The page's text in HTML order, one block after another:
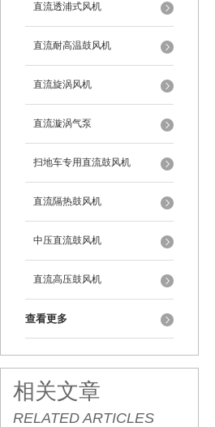
直流透浦式风机
直流耐高温鼓风机
直流旋涡风机
直流漩涡气泵
扫地车专用直流鼓风机
直流隔热鼓风机
中压直流鼓风机
直流高压鼓风机
查看更多
相关文章
RELATED ARTICLES